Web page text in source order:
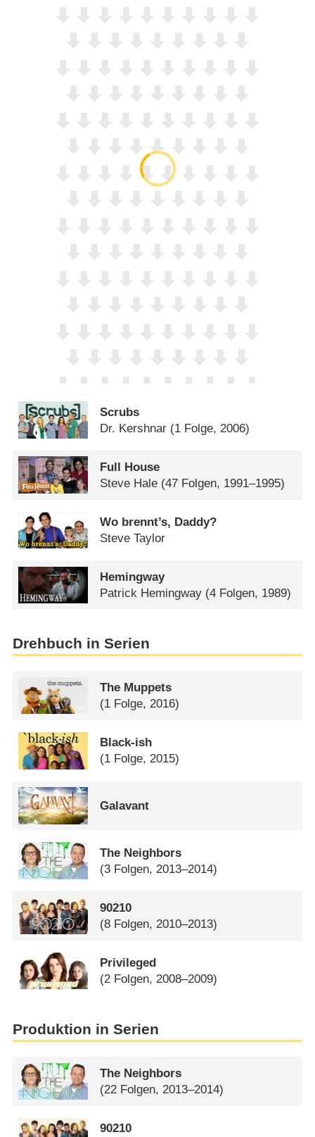
Scrubs
Dr. Kershnar (1 Folge, 2006)
Full House
Steve Hale (47 Folgen, 1991–1995)
Wo brennt’s, Daddy?
Steve Taylor
Hemingway
Patrick Hemingway (4 Folgen, 1989)
Drehbuch in Serien
The Muppets
(1 Folge, 2016)
Black-ish
(1 Folge, 2015)
Galavant
The Neighbors
(3 Folgen, 2013–2014)
90210
(8 Folgen, 2010–2013)
Privileged
(2 Folgen, 2008–2009)
Produktion in Serien
The Neighbors
(22 Folgen, 2013–2014)
90210